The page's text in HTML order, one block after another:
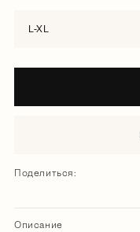
L-XL
Поделиться:
Описание